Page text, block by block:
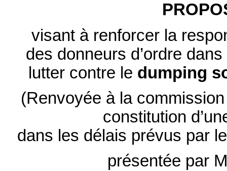
visant à renforcer la
des donneurs d’ordre
lutter contre le dumping
(Renvoyée à la
constitution
dans les délais prévus par
présentée par